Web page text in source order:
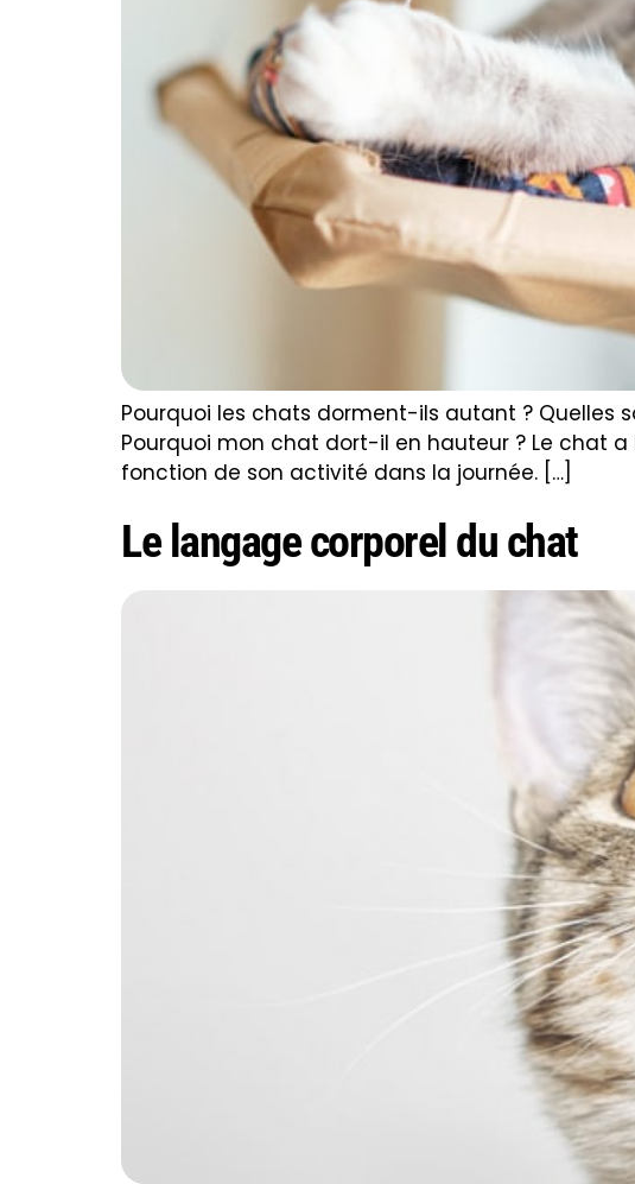
Pourquoi les chats dorment-ils autant ? Quelles
Pourquoi mon chat dort-il en hauteur ? Le chat
fonction de son activité dans la journée. […]
Le langage corporel du chat